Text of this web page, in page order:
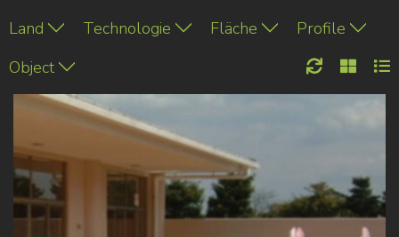
Land
Technologie Fläche
Profile
Object